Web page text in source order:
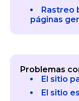
Rastreo
páginas
Problemas
El sitio
El sitio